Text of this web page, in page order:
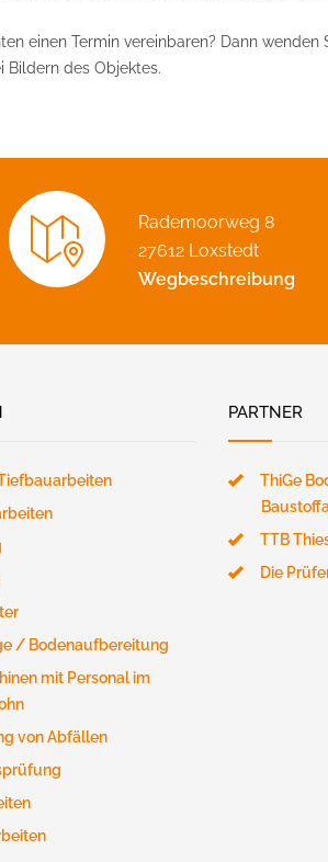
einen Termin vereinbaren? Dann
Bildern des Objektes.
Rademoorweg 8
27612 Loxstedt
Wegbeschreibung
/ Bodenaufbereitung
mit Personal im
von Abfällen
PARTNER
ThiGe
TTB
Die